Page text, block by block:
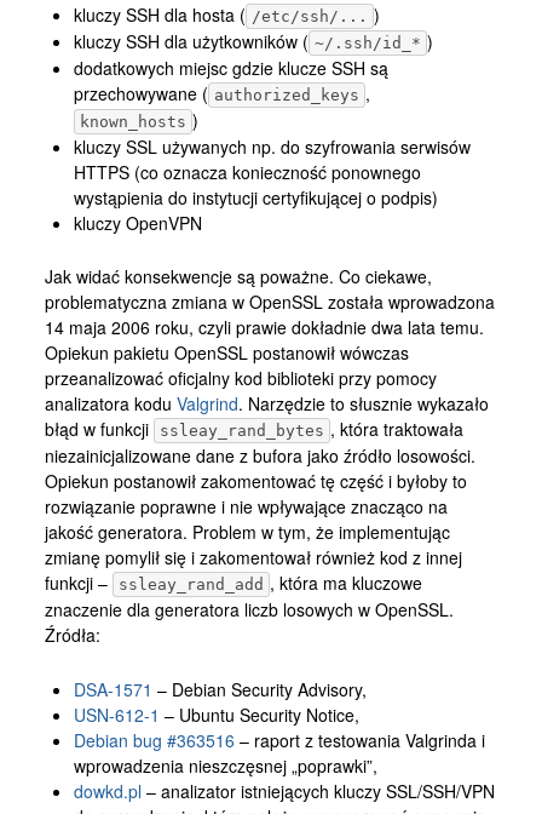
kluczy SSH dla hosta ( /etc/ssh/... )
kluczy SSH dla użytkowników ( ~/.ssh/id_* )
dodatkowych miejsc gdzie klucze SSH są
przechowywane ( authorized_keys ,
known_hosts )
kluczy SSL używanych np. do szyfrowania serwisów
HTTPS (co oznacza konieczność ponownego
wystąpienia do instytucji certyfikującej o podpis)
kluczy OpenVPN
Jak widać konsekwencje są poważne. Co ciekawe,
problematyczna zmiana w OpenSSL została wprowadzona
14 maja 2006 roku, czyli prawie dokładnie dwa lata temu.
Opiekun pakietu OpenSSL postanowił wówczas
przeanalizować oficjalny kod biblioteki przy pomocy
analizatora kodu Valgrind. Narzędzie to słusznie wykazało
błąd w funkcji
ssleay_rand_bytes , która traktowała
niezainicjalizowane dane z bufora jako źródło losowości.
Opiekun postanowił zakomentować tę część i byłoby to
rozwiązanie poprawne i nie wpływające znacząco na
jakość generatora. Problem w tym, że implementując
zmianę pomylił się i zakomentował również kod z innej
funkcji –
ssleay_rand_add , która ma kluczowe
znaczenie dla generatora liczb losowych w OpenSSL.
Źródła:
DSA-1571 – Debian Security Advisory,
USN-612-1 – Ubuntu Security Notice,
Debian bug #363516 – raport z testowania Valgrinda i
wprowadzenia nieszczęsnej „poprawki”,
dowkd.pl– analizator istniejących kluczy SSL/SSH/VPN